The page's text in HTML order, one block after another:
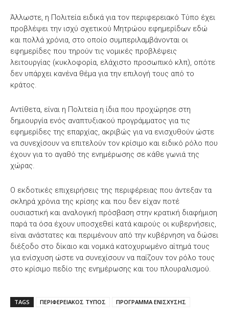
Άλλωστε, η Πολιτεία ειδικά για τον περιφερειακό Τύπο έχει
προβλέψει την ισχύ σχετικού Μητρώου εφημερίδων εδώ
και πολλά χρόνια, στο οποίο συμπεριλαμβάνονται οι
εφημερίδες που τηρούν τις νομικές προβλέψεις
λειτουργίας (κυκλοφορία, ελάχιστο προσωπικό κλπ), οπότε
δεν υπάρχει κανένα θέμα για την επιλογή τους από το
κράτος.
Αντίθετα, είναι η Πολιτεία η ίδια που προχώρησε στη
δημιουργία ενός αναπτυξιακού προγράμματος για τις
εφημερίδες της επαρχίας, ακριβώς για να ενισχυθούν ώστε
να συνεχίσουν να επιτελούν τον κρίσιμο και ειδικό ρόλο που
έχουν για το αγαθό της ενημέρωσης σε κάθε γωνιά της
χώρας.
Ο εκδοτικές επιχειρήσεις της περιφέρειας που άντεξαν τα
σκληρά χρόνια της κρίσης και που δεν είχαν ποτέ
ουσιαστική και αναλογική πρόσβαση στην κρατική διαφήμιση
παρά τα όσα έχουν υποσχεθεί κατά καιρούς οι κυβερνήσεις,
είναι ανάστατες και περιμένουν από την κυβέρνηση να δώσει
διέξοδο στο δίκαιο και νομικά κατοχυρωμένο αίτημά τους
για ενίσχυση ώστε να συνεχίσουν να παίζουν τον ρόλο τους
στο κρίσιμο πεδίο της ενημέρωσης και του πλουραλισμού.
TAGS ΠΕΡΙΦΕΡΕΙΑΚΟΣ ΤΥΠΟΣ ΠΡΟΓΡΑΜΜΑ ΕΝΙΣΧΥΣΗΣ